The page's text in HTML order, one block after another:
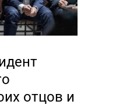
отцов и